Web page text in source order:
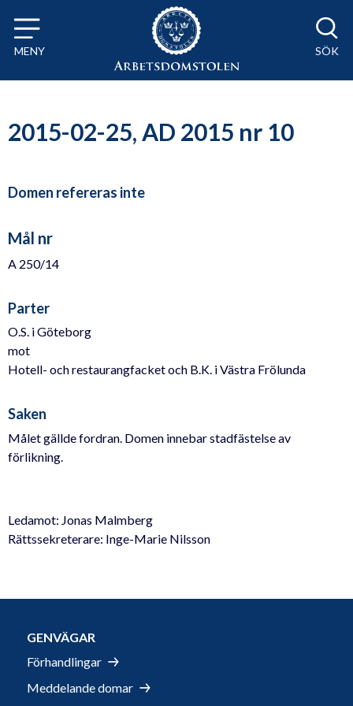
Till innehåll på sidan x
MENY SÖK
2015-02-25, AD 2015 nr 10
Domen refereras inte
Mål nr
A 250/14
Parter
O.S. i Göteborg
mot
Hotell- och restaurangfacket och B.K. i Västra Frölunda
Saken
Målet gällde fordran. Domen innebar stadfästelse av
förlikning.
Ledamot: Jonas Malmberg
Rättssekreterare: Inge-Marie Nilsson
GENVÄGAR
Förhandlingar
Meddelande domar